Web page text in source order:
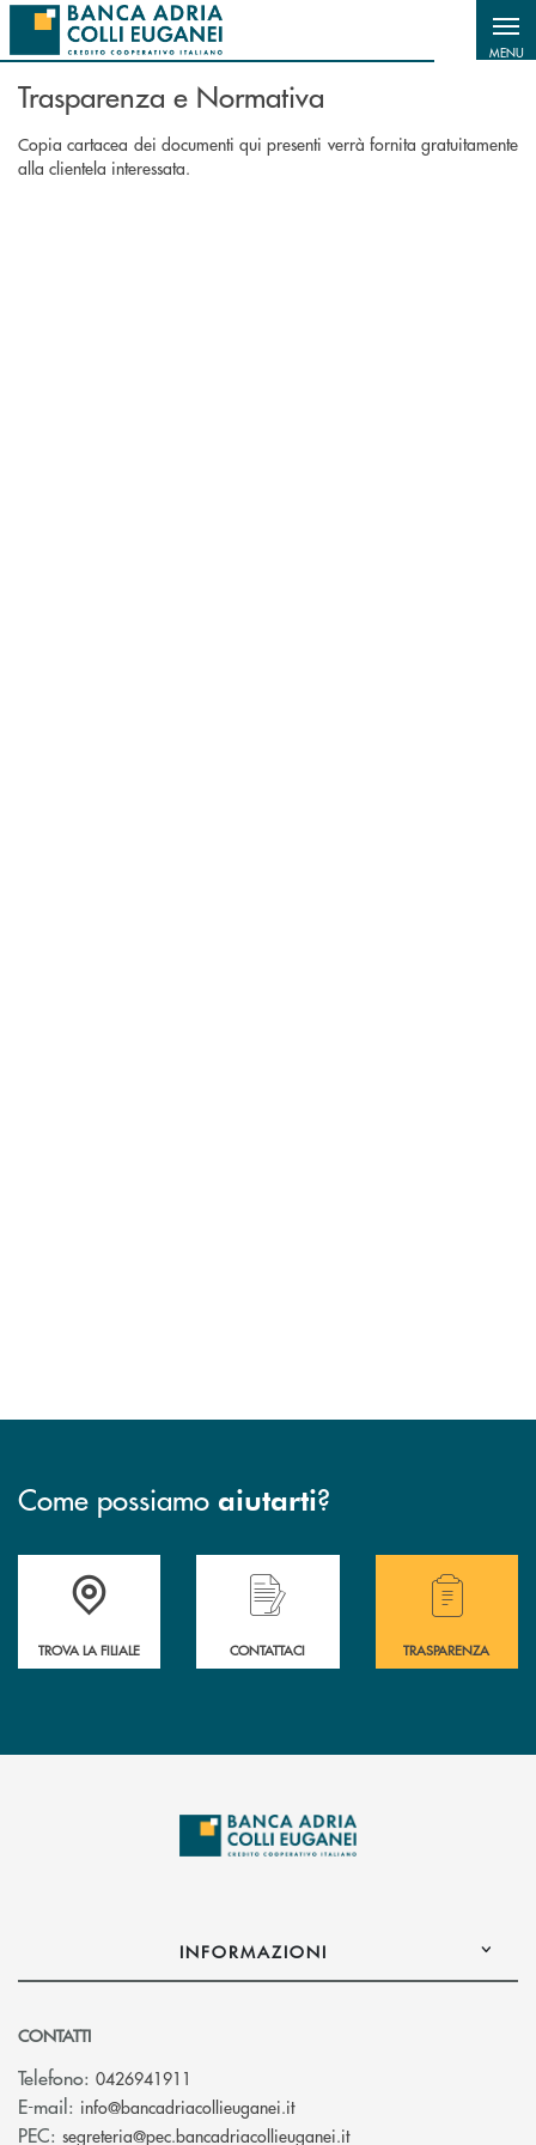
Salta al contenuto principale
MENU
Trasparenza e Normativa
Copia cartacea dei documenti qui presenti verrà fornita gratuitamente
alla clientela interessata.
Come possiamo aiutarti?
Accedi all' elenco completo delle filiali .
TROVA LA FILIALE
Hai bisogno di assistenza immediata?
CONTATTACI
Hai bisogno di
TRASPARENZA
INFORMAZIONI
CONTATTI
Telefono: 0426941911
E-mail: info@bancadriacollieuganei.it(si apre l’app di posta
PEC: segreteria@pec.bancadriacollieuganei.it(si apre l’app di